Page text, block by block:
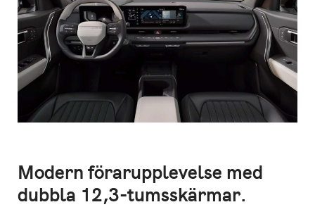
Modern förarupplevelse med
dubbla 12,3-tumsskärmar.